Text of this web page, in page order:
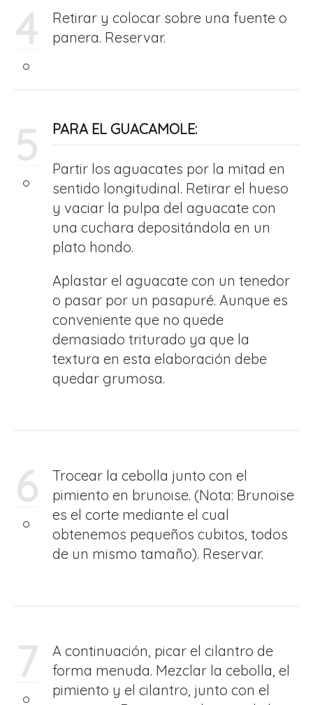
4
Retirar y colocar sobre una fuente o
panera. Reservar.
5 PARA EL GUACAMOLE:
Partir los aguacates por la mitad en
sentido longitudinal. Retirar el hueso
y vaciar la pulpa del aguacate con
una cuchara depositándola en un
plato hondo.
Aplastar el aguacate con un tenedor
o pasar por un pasapuré. Aunque es
conveniente que no quede
demasiado triturado ya que la
textura en esta elaboración debe
quedar grumosa.
6
Trocear la cebolla junto con el
pimiento en brunoise. (Nota: Brunoise
es el corte mediante el cual
obtenemos pequeños cubitos, todos
de un mismo tamaño). Reservar.
7
A continuación, picar el cilantro de
forma menuda. Mezclar la cebolla, el
pimiento y el cilantro, junto con el